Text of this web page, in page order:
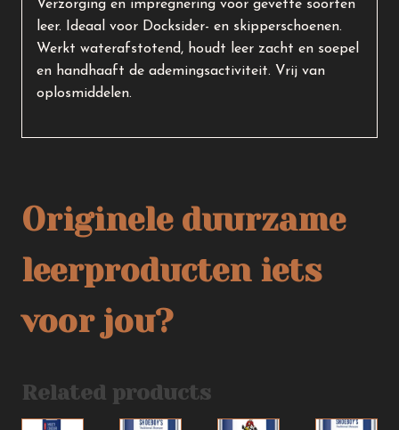
Verzorging en impregnering voor gevette soorten
leer. Ideaal voor Docksider- en skipperschoenen.
Werkt waterafstotend, houdt leer zacht en soepel
en handhaaft de ademingsactiviteit. Vrij van
oplosmiddelen.
Originele duurzame
leerproducten iets
voor jou?
Related products